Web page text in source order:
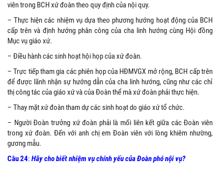
viên trong BCH xứ đoàn theo quy định của nội quy.
– Thực hiện các nhiệm vụ dựa theo phương hướng hoạt động của BCH
cấp trên và định hướng phân công của cha linh hướng cùng Hội đồng
Mục vụ giáo xứ.
– Điều hành các sinh hoạt hội họp của xứ đoàn.
– Trực tiếp tham gia các phiên họp của HĐMVGX mở rộng, BCH cấp trên
để được lãnh nhận sự hướng dẫn của cha linh hướng, cũng như các chỉ
thị công tác của giáo xứ và của Đoàn thể mà xứ đoàn phải thực hiện.
– Thay mặt xứ đoàn tham dự các sinh hoạt do giáo xứ tổ chức.
– Người Đoàn trưởng xứ đoàn phải là mối liên kết giữa các Đoàn viên
trong xứ đoàn. Đến với anh chị em Đoàn viên với lòng khiêm nhường,
gương mẫu.
Câu 24: Hãy cho biết nhiệm vụ chính yếu của Đoàn phó nội vụ?